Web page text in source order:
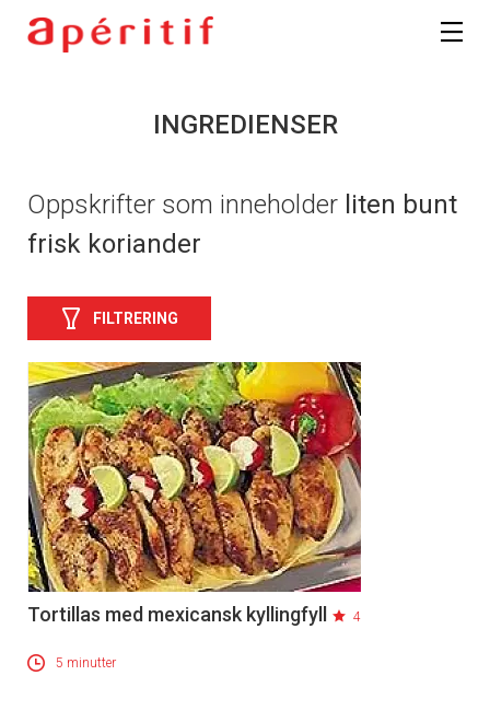
INGREDIENSER
Oppskrifter som inneholder liten bunt
frisk koriander
FILTRERING
Tortillas med mexicansk kyllingfyll 4
5 minutter